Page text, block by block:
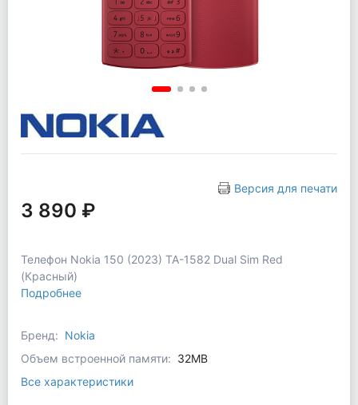
Версия для печати
3 890 ₽
Телефон Nokia 150 (2023) TA-1582 Dual Sim Red
(Красный)
Подробнее
Бренд: Nokia
Объем встроенной памяти: 32MB
Все характеристики